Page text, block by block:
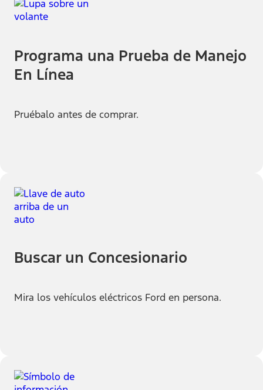
Programa una Prueba de Manejo
En Línea
Pruébalo antes de comprar.
Buscar un Concesionario
Mira los vehículos eléctricos Ford en persona.